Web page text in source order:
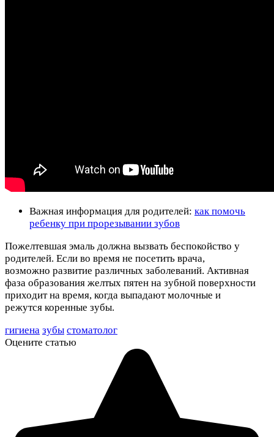
Важная информация для родителей: как помочь
ребенку при прорезывании зубов
Пожелтевшая эмаль должна вызвать беспокойство у
родителей. Если во время не посетить врача,
возможно развитие различных заболеваний. Активная
фаза образования желтых пятен на зубной поверхности
приходит на время, когда выпадают молочные и
режутся коренные зубы.
гигиена зубы стоматолог
Оцените статью